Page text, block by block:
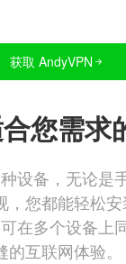
获取 AndyVPN
您需求
设备，无论是
您都能轻松安
在多个设备上
的互联网体验。